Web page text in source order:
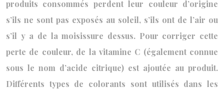
produits consommés perdent leur couleur d’origine
s’ils ne sont pas exposés au soleil, s’ils ont de l’air ou
s’il y a de la moisissure dessus. Pour corriger cette
perte de couleur, de la vitamine C (également connue
sous le nom d’acide citrique) est ajoutée au produit.
Différents types de colorants sont utilisés dans les